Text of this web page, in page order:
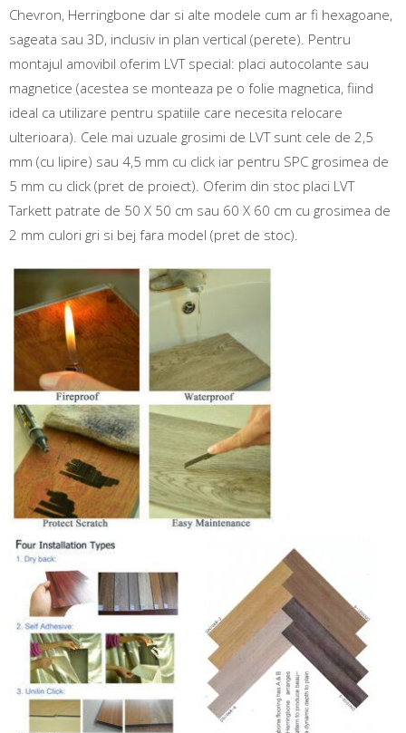
Chevron, Herringbone dar si alte modele cum ar fi hexagoane,
sageata sau 3D, inclusiv in plan vertical (perete). Pentru
montajul amovibil oferim LVT special: placi autocolante sau
magnetice (acestea se monteaza pe o folie magnetica, fiind
ideal ca utilizare pentru spatiile care necesita relocare
ulterioara). Cele mai uzuale grosimi de LVT sunt cele de 2,5
mm (cu lipire) sau 4,5 mm cu click iar pentru SPC grosimea de
5 mm cu click (pret de proiect). Oferim din stoc placi LVT
Tarkett patrate de 50 X 50 cm sau 60 X 60 cm cu grosimea de
2 mm culori gri si bej fara model (pret de stoc).